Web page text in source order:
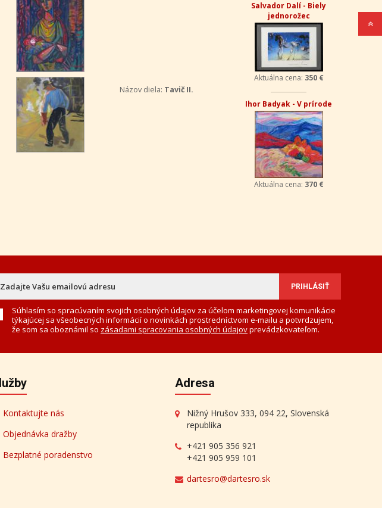
Názov diela: Tavič II.
Salvador Dalí - Biely
jednorožec
Aktuálna cena: 350 €
Ihor Badyak - V prírode
Aktuálna cena: 370 €
Súhlasím so spracúvaním svojich osobných údajov za účelom marketingovej komunikácie
týkajúcej sa všeobecných informácií o novinkách prostredníctvom e-mailu a potvrdzujem,
že som sa oboznámil so zásadami spracovania osobných údajovprevádzkovateľom.
Kontaktujte nás
Objednávka dražby
Bezplatné poradenstvo
Adresa
Nižný Hrušov 333, 094 22, Slovenská
republika
+421 905 356 921
+421 905 959 101
dartesro@dartesro.sk